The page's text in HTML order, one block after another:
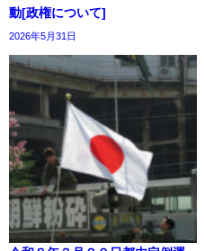
動[政権について]
2026年5月31日